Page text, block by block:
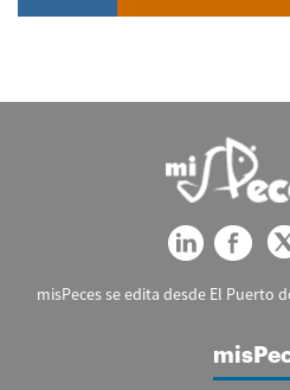
misPeces se edita desde El Puerto